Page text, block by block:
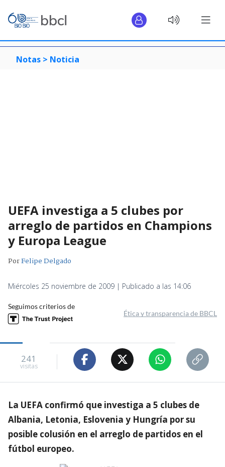
Notas > Noticia
UEFA investiga a 5 clubes por
arreglo de partidos en Champions
y Europa League
PorFelipe Delgado
Miércoles 25 noviembre de 2009 | Publicado a las 14:06
Seguimos criterios de
Ética y transparencia de BBCL
241
visitas
La UEFA confirmó que investiga a 5 clubes de
Albania, Letonia, Eslovenia y Hungría por su
posible colusión en el arreglo de partidos en el
fútbol europeo.